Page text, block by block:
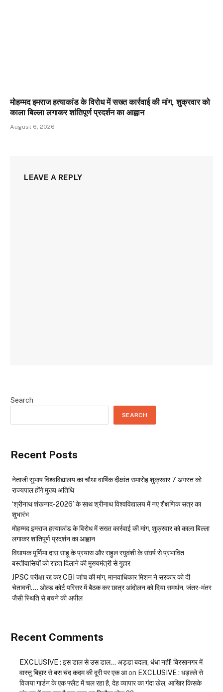
मोहम्मद इमराज हत्याकांड के विरोध में सख्त कार्रवाई की मांग, शुक्रवार को
काला बिल्ला लगाकर शांतिपूर्ण प्रदर्शन का आह्वान
August 6, 2026
LEAVE A REPLY
Search
SEARCH
Recent Posts
नेताजी सुभाष विश्वविद्यालय का चौथा वार्षिक दीक्षांत समारोह शुक्रवार 7 अगस्त को
राज्यपाल होंगे मुख्य अतिथि
‘श्रीनाथ शंखनाद-2026’ के साथ श्रीनाथ विश्वविद्यालय में नए शैक्षणिक सत्र का
शुभारंभ
मोहम्मद इमराज हत्याकांड के विरोध में सख्त कार्रवाई की मांग, शुक्रवार को काला बिल्ला
लगाकर शांतिपूर्ण प्रदर्शन का आह्वान
विधायक पूर्णिमा दास साहू के प्रयास और राहुल रघुवंशी के संघर्ष से प्रभावित
बस्तीवासियों को राहत दिलाने की मुख्यमंत्री से गुहार
JPSC परीक्षा रद्द कर CBI जांच की मांग, मानवाधिकार मिशन ने सरकार को दी
चेतावनी…. ओल्ड कोर्ट परिसर में बैठक कर छात्र आंदोलन को दिया समर्थन, जंतर-मंतर
जैसी स्थिति से बचने की अपील
Recent Comments
EXCLUSIVE : इस डाल से उस डाल… अड्डा बदला, धंधा नहीं! बिरसानगर में
वास्तु बिहार से बस चंद कदम की दूरी पर एक आon EXCLUSIVE : धड़ल्ले से
विजया गार्डन के एक फ्लैट में चल रहा है, देह व्यापार का गंदा खेल, आखिर किसके